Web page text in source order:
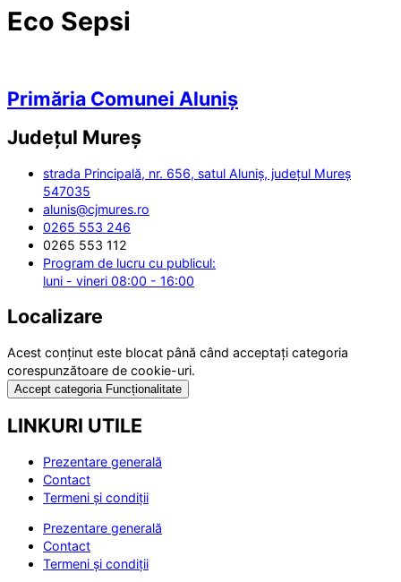
Eco Sepsi
Primăria Comunei Aluniș
Județul Mureș
strada Principală, nr. 656, satul Aluniș, județul Mureș
547035
alunis@cjmures.ro
0265 553 246
0265 553 112
Program de lucru cu publicul:
luni - vineri 08:00 - 16:00
Localizare
Acest conținut este blocat până când acceptați categoria
corespunzătoare de cookie-uri.
Accept categoria Funcționalitate
LINKURI UTILE
Prezentare generală
Contact
Termeni și condiții
Prezentare generală
Contact
Termeni și condiții